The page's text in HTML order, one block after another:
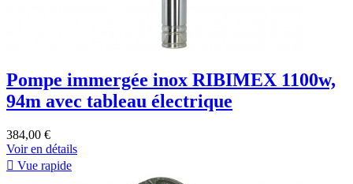
Pompe immergée inox RIBIMEX 1100w,
94m avec tableau électrique
384,00 €
Voir en détails
 Vue rapide